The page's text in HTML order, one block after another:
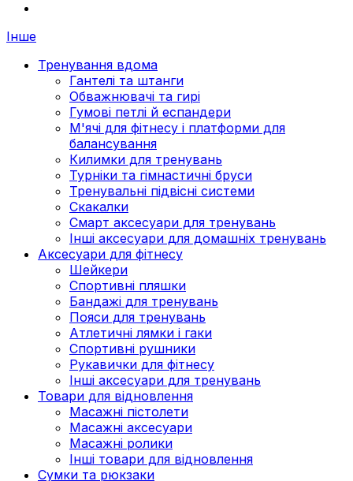
Інше
Тренування вдома
Гантелі та штанги
Обважнювачі та гирі
Гумові петлі й еспандери
М'ячі для фітнесу і платформи для
балансування
Килимки для тренувань
Турніки та гімнастичні бруси
Тренувальні підвісні системи
Скакалки
Смарт аксесуари для тренувань
Інші аксесуари для домашніх тренувань
Аксесуари для фітнесу
Шейкери
Спортивні пляшки
Бандажі для тренувань
Пояси для тренувань
Атлетичні лямки і гаки
Спортивні рушники
Рукавички для фітнесу
Інші аксесуари для тренувань
Товари для відновлення
Масажні пістолети
Масажні аксесуари
Масажні ролики
Інші товари для відновлення
Сумки та рюкзаки